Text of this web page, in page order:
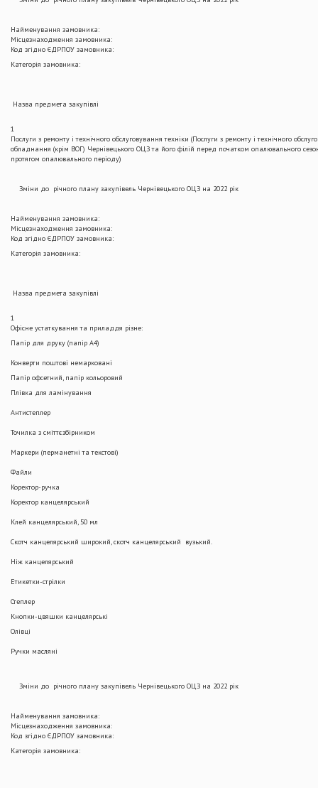
Найменування замовника:
Місцезнаходження замовника:
Код згідно ЄДРПОУ замовника:
Категорія замовника:
Назва предмета закупівлі
1
Послуги з ремонту і технічного обслуговування техніки (Послуги з ремонту і технічного
обладнання (крім ВОГ) Чернівецького ОЦЗ та його філій перед початком опалювального
протягом опалювального періоду)
Зміни до річного плану закупівель Чернівецького ОЦЗ на 2022 рік
Найменування замовника:
Місцезнаходження замовника:
Код згідно ЄДРПОУ замовника:
Категорія замовника:
Назва предмета закупівлі
1
Офісне устаткування та приладдя різне:
Папір для друку (папір А4)
Конверти поштові немарковані
Папір офсетний, папір кольоровий
Плівка для ламінування
Антистеплер
Точилка з сміттєзбірником
Маркери (перманетні та текстові)
Файли
Коректор-ручка
Коректор канцелярський
Клей канцелярський, 50 мл
Скотч канцелярський широкий, скотч канцелярський вузький.
Ніж канцелярський
Етикетки-стрілки
Степлер
Кнопки-цвяшки канцелярські
Олівці
Ручки масляні
Зміни до річного плану закупівель Чернівецького ОЦЗ на 2022 рік
Найменування замовника:
Місцезнаходження замовника:
Код згідно ЄДРПОУ замовника:
Категорія замовника: